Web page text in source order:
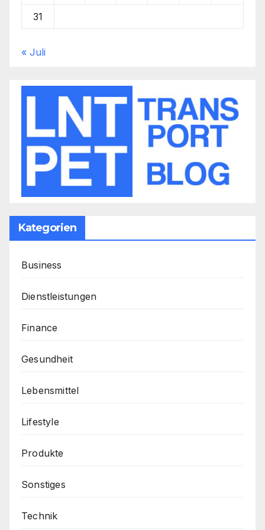
31
« Juli
Kategorien
Business
Dienstleistungen
Finance
Gesundheit
Lebensmittel
Lifestyle
Produkte
Sonstiges
Technik